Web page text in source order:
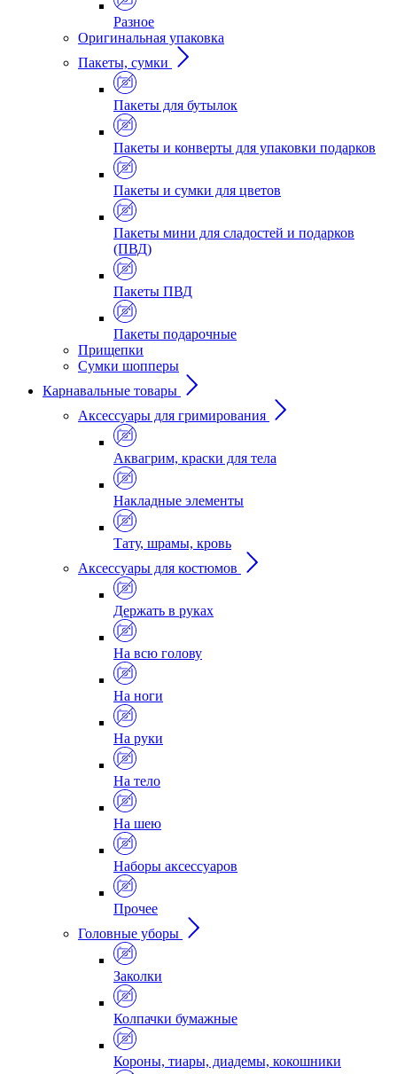
Разное
Оригинальная упаковка
Пакеты, сумки
Пакеты для бутылок
Пакеты и конверты для упаковки подарков
Пакеты и сумки для цветов
Пакеты мини для сладостей и подарков
(ПВД)
Пакеты ПВД
Пакеты подарочные
Прищепки
Сумки шопперы
Карнавальные товары
Аксессуары для гримирования
Аквагрим, краски для тела
Накладные элементы
Тату, шрамы, кровь
Аксессуары для костюмов
Держать в руках
На всю голову
На ноги
На руки
На тело
На шею
Наборы аксессуаров
Прочее
Головные уборы
Заколки
Колпачки бумажные
Короны, тиары, диадемы, кокошники